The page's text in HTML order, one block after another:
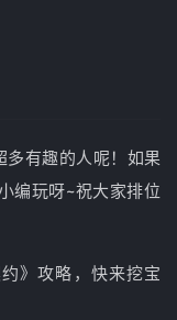
有趣的人呢！如果
编玩呀~祝大家排位
》攻略，快来挖宝